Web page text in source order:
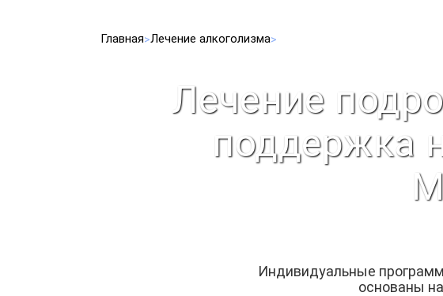
Главная Лечение алкоголизма
Лечение
поддержка
Индивидуальные
основаны на